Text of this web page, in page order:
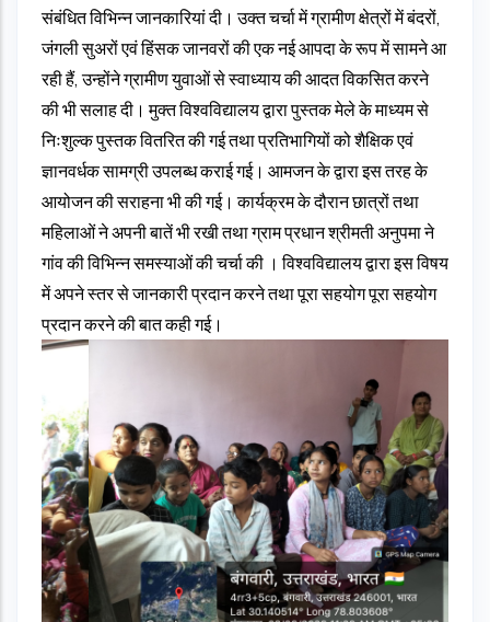
संबंधित विभिन्न जानकारियां दी। उक्त चर्चा में ग्रामीण क्षेत्रों में बंदरों,
जंगली सुअरों एवं हिंसक जानवरों की एक नई आपदा के रूप में सामने आ
रही हैं, उन्होंने ग्रामीण युवाओं से स्वाध्याय की आदत विकसित करने
की भी सलाह दी। मुक्त विश्वविद्यालय द्वारा पुस्तक मेले के माध्यम से
निःशुल्क पुस्तक वितरित की गई तथा प्रतिभागियों को शैक्षिक एवं
ज्ञानवर्धक सामग्री उपलब्ध कराई गई। आमजन के द्वारा इस तरह के
आयोजन की सराहना भी की गई। कार्यक्रम के दौरान छात्रों तथा
महिलाओं ने अपनी बातें भी रखी तथा ग्राम प्रधान श्रीमती अनुपमा ने
गांव की विभिन्न समस्याओं की चर्चा की । विश्वविद्यालय द्वारा इस विषय
में अपने स्तर से जानकारी प्रदान करने तथा पूरा सहयोग पूरा सहयोग
प्रदान करने की बात कही गई।